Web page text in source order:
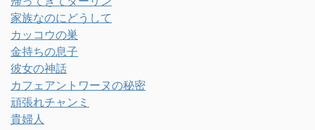
家族なのにどうして
カッコウの巣
金持ちの息子
彼女の神話
カフェアントワーヌの秘密
頑張れチャンミ
貴婦人